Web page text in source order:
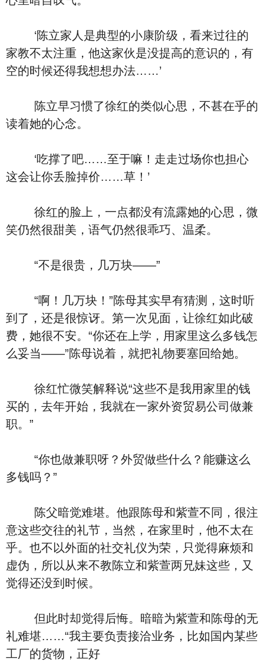
‘陈立家人是典型的小康阶级，看来过往的
家教不太注重，他这家伙是没提高的意识的，有
空的时候还得我想想办法……’
陈立早习惯了徐红的类似心思，不甚在乎的
读着她的心念。
‘吃撑了吧……至于嘛！走走过场你也担心
这会让你丢脸掉价……草！’
徐红的脸上，一点都没有流露她的心思，微
笑仍然很甜美，语气仍然很乖巧、温柔。
“不是很贵，几万块——”
“啊！几万块！”陈母其实早有猜测，这时听
到了，还是很惊讶。第一次见面，让徐红如此破
费，她很不安。“你还在上学，用家里这么多钱怎
么妥当——”陈母说着，就把礼物要塞回给她。
徐红忙微笑解释说“这些不是我用家里的钱
买的，去年开始，我就在一家外资贸易公司做兼
职。”
“你也做兼职呀？外贸做些什么？能赚这么
多钱吗？”
陈父暗觉难堪。他跟陈母和紫萱不同，很注
意这些交往的礼节，当然，在家里时，他不太在
乎。也不以外面的社交礼仪为荣，只觉得麻烦和
虚伪，所以从来不教陈立和紫萱两兄妹这些，又
觉得还没到时候。
但此时却觉得后悔。暗暗为紫萱和陈母的无
礼难堪……“我主要负责接洽业务，比如国内某些
工厂的货物，正好